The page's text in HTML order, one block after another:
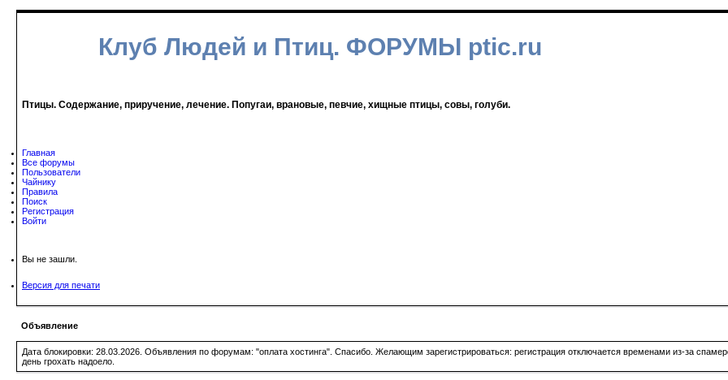
Клуб Людей и Птиц. ФОРУМЫ ptic.ru
Птицы. Содержание, приручение, лечение. Попугаи, врановые, певчие, хищные птицы, совы, голуби.
Главная
Все форумы
Пользователи
Чайнику
Правила
Поиск
Регистрация
Войти
Вы не зашли.
Версия для печати
Объявление
Дата блокировки: 28.03.2026. Объявления по форумам: "оплата хостинга". Спасибо. Желающим зарегистрироваться: регистрация отключается временами из-за
день грохать надоело.